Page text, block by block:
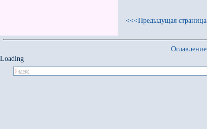
<<<Предыдущая страница
Оглавление
Loading